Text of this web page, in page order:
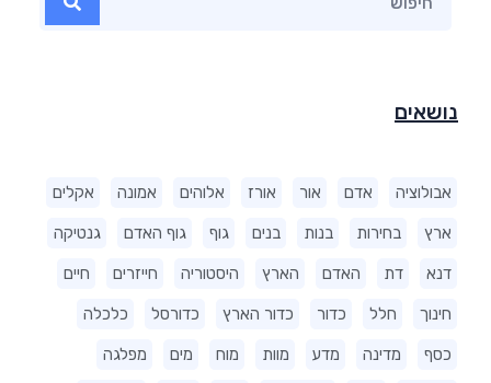
נושאים
אבולוציה אדם אור אורז אלוהים אמונה אקלים
ארץ בחירות בנות בנים גוף גוף האדם גנטיקה
דנא דת האדם הארץ היסטוריה חייזרים חיים
חינוך חלל כדור כדור הארץ כדורסל כלכלה
כסף מדינה מדע מוות מוח מים מפלגה